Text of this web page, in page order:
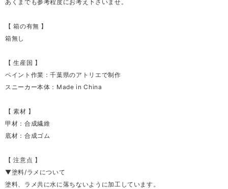
あくまでも参考程度にお考え下さいませ。
【 箱の有無 】
箱無し
【 生産国 】
ペイント作業：千葉県のアトリエで制作
スニーカー本体：Made in China
【 素材 】
甲材：合成繊維
底材：合成ゴム
【 注意点 】
▼塗料/ラメについて
塗料、ラメ共に水に落ちないように加工しています。